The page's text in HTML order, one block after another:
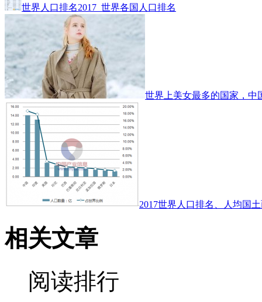
世界人口排名2017_世界各国人口排名
世界上美女最多的国家，中
2017世界人口排名、人均国
相关文章
阅读排行